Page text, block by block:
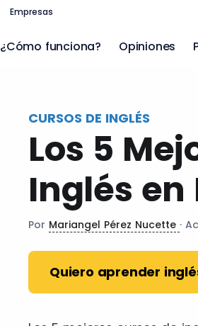
Empresas
¿Cómo funciona? Opiniones
CURSOS DE INGLÉS
Los 5
Inglés en
Por Mariangel Pérez Nucette ·
Quiero aprender